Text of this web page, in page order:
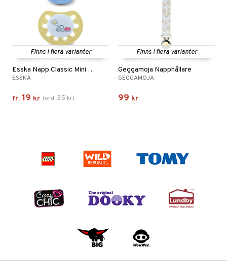
Finns i flera varianter
Esska Napp Classic Mini Silikon
ESSKA
fr. 19 kr (ord. 35 kr)
Finns i flera varianter
Geggamoja Napphållare
GEGGAMOJA
99 kr